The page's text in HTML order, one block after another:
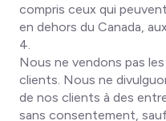
compris ceux qui
en dehors du Canada,
4.
Nous ne vendons pas
clients. Nous ne
de nos clients à des
sans consentement,